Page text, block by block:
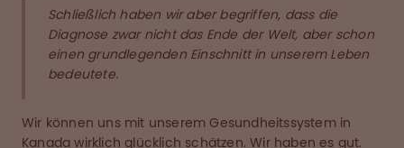
Schließlich haben wir aber begriffen, dass die
Diagnose zwar nicht das Ende der Welt, aber schon
einen grundlegenden Einschnitt in unserem Leben
bedeutete.
Wir können uns mit unserem Gesundheitssystem in
Kanada wirklich glücklich schätzen. Wir haben es gut.